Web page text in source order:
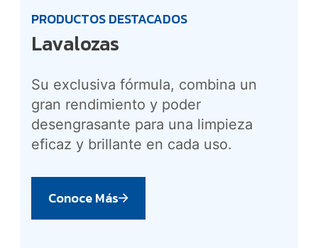
PRODUCTOS DESTACADOS
Lavalozas
Su exclusiva fórmula, combina un
gran rendimiento y poder
desengrasante para una limpieza
eficaz y brillante en cada uso.
Conoce Más